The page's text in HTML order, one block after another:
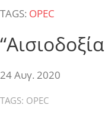
TAGS: OPEC
24 Αυγ. 2020
TAGS: OPEC